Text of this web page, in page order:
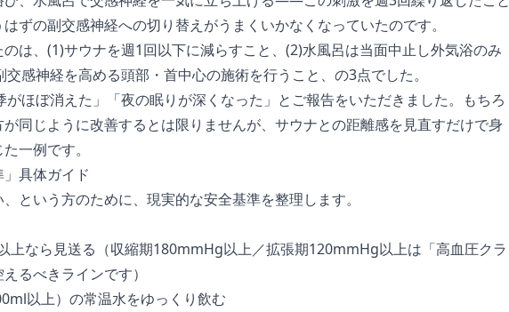
ずの副交感神経への切り替えがうまくいかなくなっていたのです。
は、(1)サウナを週1回以下に減らすこと、(2)水風呂は当面中止し外気浴のみ
感神経を高める頭部・首中心の施術を行うこと、の3点でした。
ほぼ消えた」「夜の眠りが深くなった」とご報告をいただきました。もちろ
同じように改善するとは限りませんが、サウナとの距離感を見直すだけで身
一例です。
具体ガイド
という方のために、現実的な安全基準を整理します。
上なら見送る（収縮期180mmHg以上／拡張期120mmHg以上は「高血圧クラ
るべきラインです）
以上）の常温水をゆっくり飲む